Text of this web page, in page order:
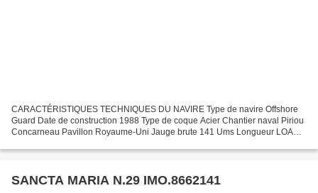
CARACTÉRISTIQUES TECHNIQUES DU NAVIRE Type de navire Offshore
Guard Date de construction 1988 Type de coque Acier Chantier naval Piriou
Concarneau Pavillon Royaume-Uni Jauge brute 141 Ums Longueur LOA
SANCTA MARIA N.29 IMO.8662141